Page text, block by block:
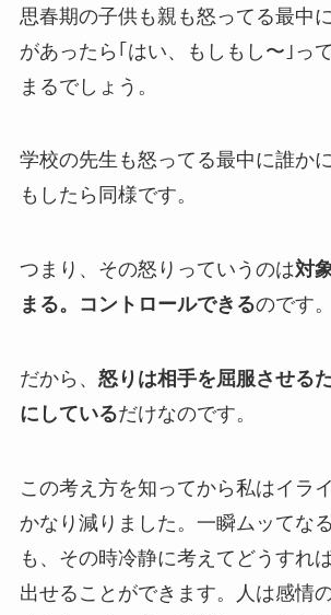
思春期の子供も親も怒ってる最中
があったら｢はい、もしもし〜｣っ
まるでしょう。
学校の先生も怒ってる最中に誰か
もしたら同様です。
つまり、その怒りっていうのは対
まる。コントロールできるのです。
だから、 怒りは相手を屈服させる
にしているだけなのです。
この考え方を知ってから私はイラ
かなり減りました。一瞬ムッてな
も、その時冷静に考えてどうすれ
出せることができます。人は感情